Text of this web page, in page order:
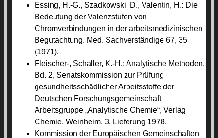
Essing, H.-G., Szadkowski, D., Valentin, H.: Die
Bedeutung der Valenzstufen von
Chromverbindungen in der arbeitsmedizinischen
Begutachtung. Med. Sachverständige 67, 35
(1971).
Fleischer-, Schaller, K.-H.: Analytische Methoden,
Bd. 2, Senatskommission zur Prüfung
gesundheitsschädlicher Arbeitsstoffe der
Deutschen Forschungsgemeinschaft
Arbeitsgruppe „Analytische Chemie“, Verlag
Chemie, Weinheim, 3. Lieferung 1978.
Kommission der Europäischen Gemeinschaften: